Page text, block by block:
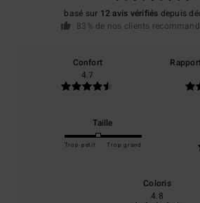
basé sur 12 avis vérifiés depuis
83% de nos clients
Confort
4.7
Taille
Trop petit Trop grand
Coloris
4.8